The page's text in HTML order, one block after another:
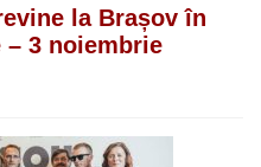
la Brașov în
– 3 noiembrie